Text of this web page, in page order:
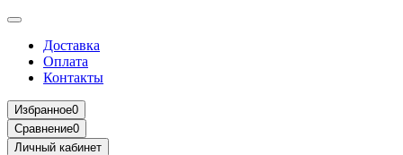
Доставка
Оплата
Контакты
Избранное0
Сравнение0
Личный кабинет